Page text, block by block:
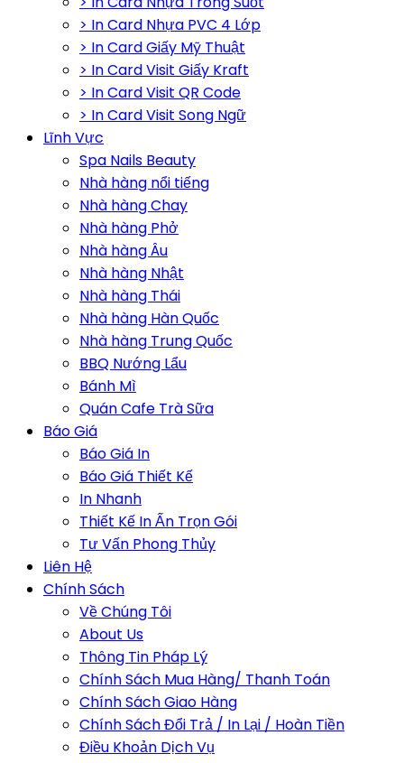
> In Card Nhựa PVC 4 Lớp
> In Card Giấy Mỹ Thuật
> In Card Visit Giấy Kraft
> In Card Visit QR Code
> In Card Visit Song Ngữ
Lĩnh Vực
Spa Nails Beauty
Nhà hàng nổi tiếng
Nhà hàng Chay
Nhà hàng Phở
Nhà hàng Âu
Nhà hàng Nhật
Nhà hàng Thái
Nhà hàng Hàn Quốc
Nhà hàng Trung Quốc
BBQ Nướng Lẩu
Bánh Mì
Quán Cafe Trà Sữa
Báo Giá
Báo Giá In
Báo Giá Thiết Kế
In Nhanh
Thiết Kế In Ấn Trọn Gói
Tư Vấn Phong Thủy
Liên Hệ
Chính Sách
Về Chúng Tôi
About Us
Thông Tin Pháp Lý
Chính Sách Mua Hàng/ Thanh Toán
Chính Sách Giao Hàng
Chính Sách Đổi Trả / In Lại / Hoàn Tiền
Điều Khoản Dịch Vụ